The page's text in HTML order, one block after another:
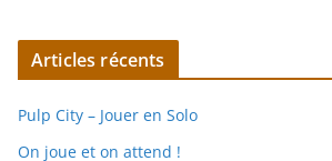
Articles récents
Pulp City – Jouer en Solo
On joue et on attend !